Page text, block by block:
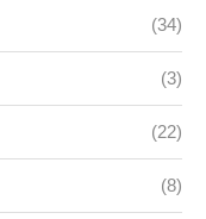
(34)
(3)
(22)
(8)